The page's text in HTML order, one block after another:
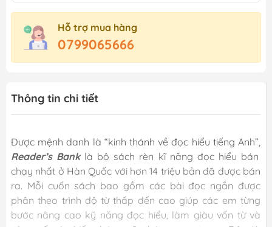
Hỗ trợ mua hàng
0799065666
Thông tin chi tiết
Được mệnh danh là “kinh thánh về đọc hiểu tiếng Anh”,
Reader’s Bank là bộ sách rèn kĩ năng đọc hiểu bán
chạy nhất ở Hàn Quốc với hơn 14 triệu bản đã được bán
ra. Mỗi cuốn sách bao gồm các bài đọc ngắn được
phân theo trình độ từ thấp đến cao giúp các em từng
bước nâng cao kỹ năng đọc hiểu, làm giàu vốn từ và